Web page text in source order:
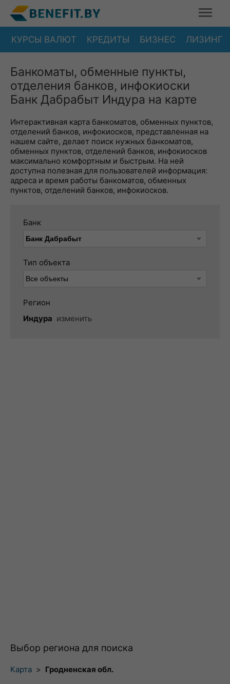
КУРСЫ ВАЛЮТ КРЕДИТЫ БИЗНЕС ЛИЗИНГ
Банкоматы, обменные пункты,
отделения банков, инфокиоски
Банк Дабрабыт Индура на карте
Интерактивная карта банкоматов, обменных пунктов,
отделений банков, инфокиосков, представленная на
нашем сайте, делает поиск нужных банкоматов,
обменных пунктов, отделений банков, инфокиосков
максимально комфортным и быстрым. На ней
доступна полезная для пользователей информация:
адреса и время работы банкоматов, обменных
пунктов, отделений банков, инфокиосков.
Банк
Тип объекта
Регион
Индура изменить
Выбор региона для поиска
Карта > Гродненская обл.